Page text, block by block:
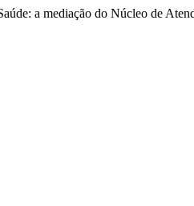
a mediação do Núcleo de